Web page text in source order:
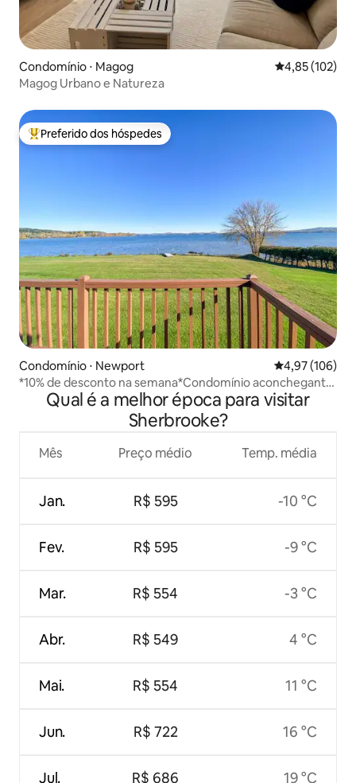
Condomínio ⋅ Magog 4,85 de uma
4,85 (102)
Magog Urbano e Natureza
Entre os melhores preferidos dos hóspedes
Preferido dos hóspedes
Condomínio ⋅ Newport 4,97 de uma
4,97 (106)
*10% de desconto na semana*Condomínio aconchegante
à beira do lago E piscina aquecida!
Qual é a melhor época para visitar
Sherbrooke?
Mês
Jan.
Fev.
Mar.
Abr.
Mai.
Jun.
Jul.
Preço médio
R$ 595
R$ 595
R$ 554
R$ 549
R$ 554
R$ 722
R$ 686
Temp. média
-10 °C
-9 °C
-3 °C
4 °C
11 °C
16 °C
19 °C